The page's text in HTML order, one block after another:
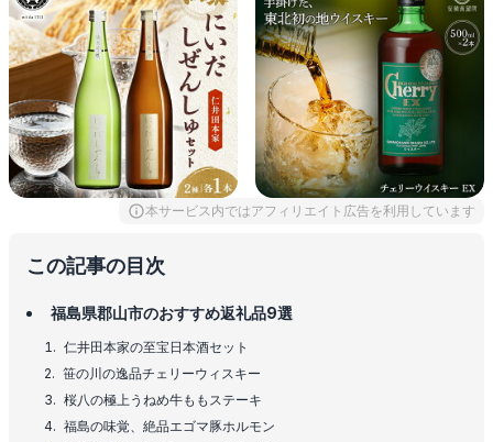
本サービス内ではアフィリエイト広告を利用しています
この記事の目次
福島県郡山市のおすすめ返礼品9選
仁井田本家の至宝日本酒セット
笹の川の逸品チェリーウィスキー
桜八の極上うねめ牛ももステーキ
福島の味覚、絶品エゴマ豚ホルモン